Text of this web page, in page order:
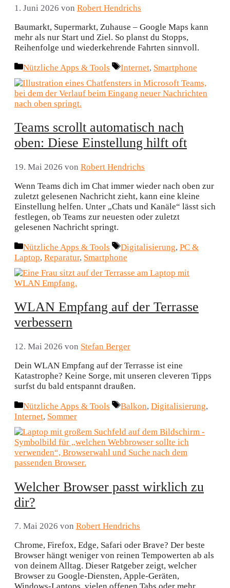
1. Juni 2026 von Robert Hendrichs
Baumarkt, Supermarkt, Zuhause – Google Maps kann
mehr als nur Start und Ziel. So planst du Stopps,
Reihenfolge und wiederkehrende Fahrten sinnvoll.
Kategorien
Nützliche Apps & Tools Schlagwörter
Internet, Smartphone
Teams scrollt automatisch nach
oben: Diese Einstellung hilft oft
19. Mai 2026 von Robert Hendrichs
Wenn Teams dich im Chat immer wieder nach oben zur
zuletzt gelesenen Nachricht zieht, kann eine kleine
Einstellung helfen. Unter „Chats und Kanäle“ lässt sich
festlegen, ob Teams zur neuesten oder zuletzt
gelesenen Nachricht springt.
Kategorien
Nützliche Apps & Tools Schlagwörter
Digitalisierung, PC &
Laptop, Reparatur, Smartphone
WLAN Empfang auf der Terrasse
verbessern
12. Mai 2026 von Stefan Berger
Dein WLAN Empfang auf der Terrasse ist eine
Katastrophe? Keine Sorge, mit unseren cleveren Tipps
surfst du bald entspannt draußen.
Kategorien
Nützliche Apps & Tools Schlagwörter
Balkon, Digitalisierung,
Internet, Sommer
Welcher Browser passt wirklich zu
dir?
7. Mai 2026 von Robert Hendrichs
Chrome, Firefox, Edge, Safari oder Brave? Der beste
Browser hängt weniger von reinen Tempowerten ab als
von deinem Alltag. Dieser Ratgeber zeigt, welcher
Browser zu Google-Diensten, Apple-Geräten,